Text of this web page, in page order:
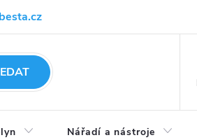
údajů
Nářadí a nástroje